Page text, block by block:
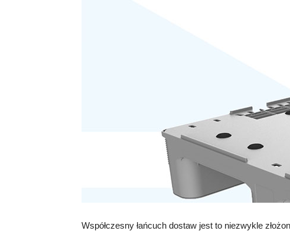
Współczesny łańcuch dostaw jest to niezwykle